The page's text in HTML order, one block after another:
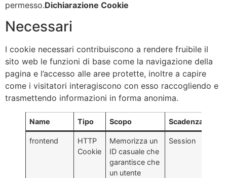
permesso.Dichiarazione Cookie
Necessari
I cookie necessari contribuiscono a rendere fruibile il
sito web le funzioni di base come la navigazione della
pagina e l’accesso alle aree protette, inoltre a capire
come i visitatori interagiscono con esso raccogliendo e
trasmettendo informazioni in forma anonima.
Name Tipo Scopo Scadenza
frontend
HTTP
Cookie
Memorizza un
ID casuale che
garantisce che
un utente
Session